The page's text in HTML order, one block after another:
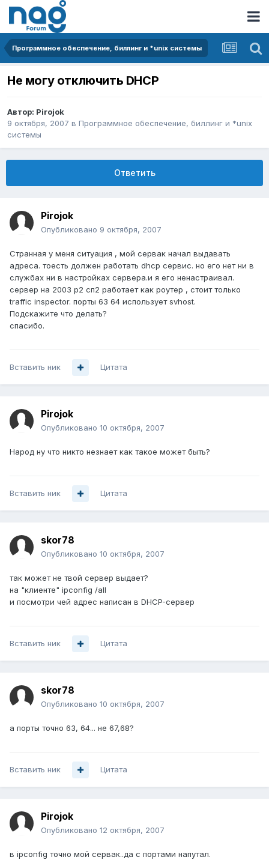
Программное обеспечение, биллинг и *unix системы
Не могу отключить DHCP
Автор: Pirojok
9 октября, 2007 в Программное обеспечение, биллинг и *unix
системы
Ответить
Pirojok
Опубликовано 9 октября, 2007
Странная у меня ситуация , мой сервак начал выдавать
адреса. тоесть должен работать dhcp сервис. но его нет ни в
службах ни в настройках сервера.и я его ненастраивал.
сервер на 2003 р2 сп2 работает как роутер , стоит только
traffic inspector. порты 63 64 использует svhost.
Подскажите что делать?
спасибо.
Вставить ник Цитата
Pirojok
Опубликовано 10 октября, 2007
Народ ну что никто незнает как такое может быть?
Вставить ник Цитата
skor78
Опубликовано 10 октября, 2007
так может не твой сервер выдает?
на "клиенте" ipconfig /all
и посмотри чей адрес написан в DHCP-сервер
Вставить ник Цитата
skor78
Опубликовано 10 октября, 2007
а порты точно 63, 64... не 67,68?
Вставить ник Цитата
Pirojok
Опубликовано 12 октября, 2007
в ipconfig точно мой сервак..да с портами напутал.